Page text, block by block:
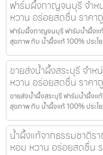
ฟาร์มผึ้งกาญจนบุรี จำห
หวาน อร่อยสดชื่น ราคา
ฟาร์มผึ้งกาญจนบุรี ฟาร์มน้ำผึ้งแ
สุขภาพ กับ น้ำผึ้งแท้ 100% ประโ
ขายส่งน้ำผึ้งสระบุรี จำ
หวาน อร่อยสดชื่น ราคา
ขายส่งน้ำผึ้งสระบุรี ฟาร์มน้ำผึ้งแ
สุขภาพ กับ น้ำผึ้งแท้ 100% ประโ
น้ำผึ้งแท้จากธรรมชาติร
หอม หวาน อร่อยสดชื่น